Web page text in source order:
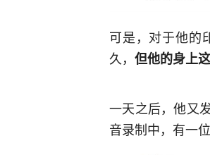
可是，对于他的
久， 但他的身上
一天之后，他又
音录制中，有一